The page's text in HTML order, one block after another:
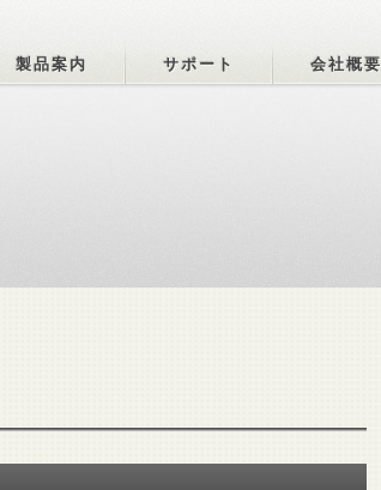
製品案内 サポート 会社概要